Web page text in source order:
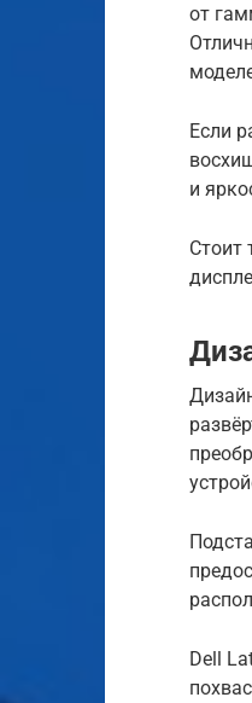
от
Если
и
Стоит
Dell